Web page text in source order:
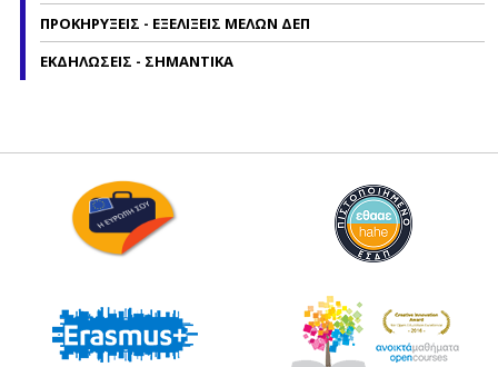
ΠΡΟΚΗΡΥΞΕΙΣ - ΕΞΕΛΙΞΕΙΣ ΜΕΛΩΝ ΔΕΠ
ΕΚΔΗΛΩΣΕΙΣ - ΣΗΜΑΝΤΙΚΑ